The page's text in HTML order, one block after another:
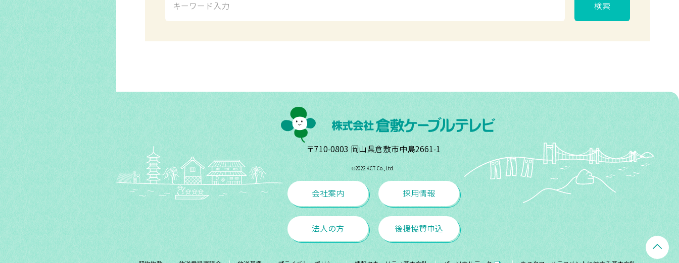
検索
〒710-0803 岡山県倉敷市中島2661-1
©︎2022 KCT Co.,Ltd.
会社案内 採用情報
法人の方 後援協賛申込